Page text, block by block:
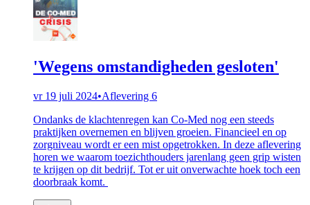
'Wegens omstandigheden gesloten'
vr 19 juli 2024•Aflevering 6
Ondanks de klachtenregen kan Co-Med nog een steeds
praktijken overnemen en blijven groeien. Financieel en op
zorgniveau wordt er een mist opgetrokken. In deze aflevering
horen we waarom toezichthouders jarenlang geen grip wisten
te krijgen op dit bedrijf. Tot er uit onverwachte hoek toch een
doorbraak komt.